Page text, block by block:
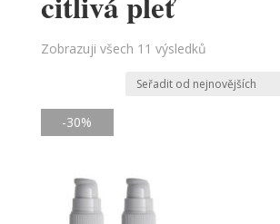
Zobrazuji všech 11 výsledků
-30%